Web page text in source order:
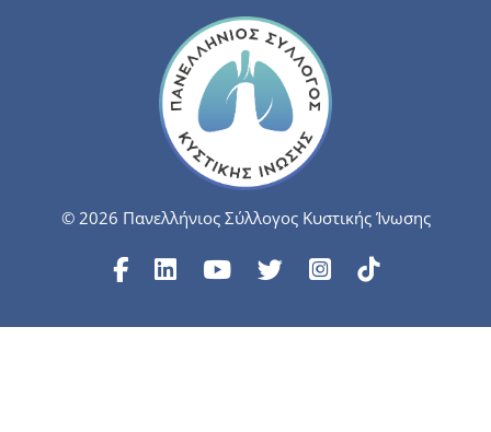
© 2026 Πανελλήνιος Σύλλογος Κυστικής Ίνωσης